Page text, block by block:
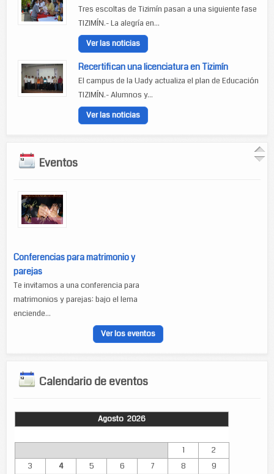
Tres escoltas de Tizimín pasan a una siguiente fase
TIZIMÍN.- La alegría en...
Ver las noticias
Recertifican una licenciatura en Tizimín
El campus de la Uady actualiza el plan de Educación
TIZIMÍN.- Alumnos y...
Ver las noticias
Eventos
Conferencias para matrimonio y
parejas
Te invitamos a una conferencia para
matrimonios y parejas: bajo el lema
enciende...
Ver los eventos
Calendario de eventos
Agosto 2026
1
2
3
4 5 6 7 8
9